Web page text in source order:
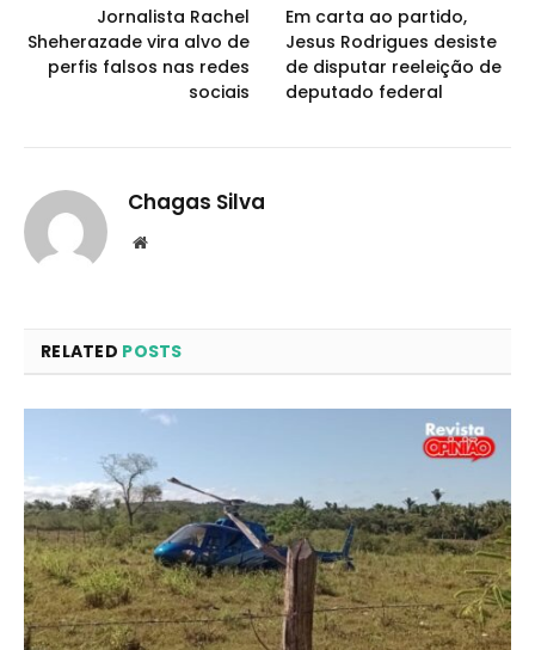
Jornalista Rachel
Sheherazade vira alvo de
perfis falsos nas redes
sociais
Em carta ao partido,
Jesus Rodrigues desiste
de disputar reeleição de
deputado federal
Chagas Silva
Website
RELATED POSTS